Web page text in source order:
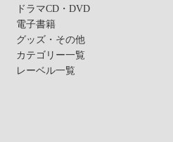
ドラマCD・DVD
電子書籍
グッズ・その他
カテゴリー一覧
レーベル一覧